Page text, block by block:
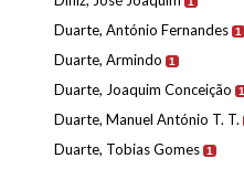
Duarte, António Fernandes 1
Duarte, Armindo 1
Duarte, Joaquim Conceição 1
Duarte, Manuel António T. T.
Duarte, Tobias Gomes 1